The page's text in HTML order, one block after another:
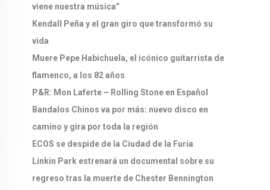
viene nuestra música”
Kendall Peña y el gran giro que transformó su
vida
Muere Pepe Habichuela, el icónico guitarrista de
flamenco, a los 82 años
P&R: Mon Laferte – Rolling Stone en Español
Bandalos Chinos va por más: nuevo disco en
camino y gira por toda la región
ECOS se despide de la Ciudad de la Furia
Linkin Park estrenará un documental sobre su
regreso tras la muerte de Chester Bennington